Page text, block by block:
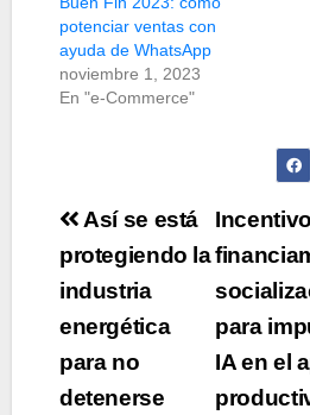
potenciar ventas con
ayuda de WhatsApp
noviembre 1, 2023
En "e-Commerce"
Navegación
de
entradaspara
IA en el
Así se está
protegiendo la
industria
energética
para no
detenerse